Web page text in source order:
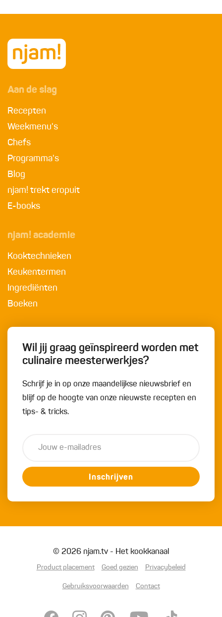
Aan de slag
Recepten
Weekmenu's
Chefs
Programma's
Blog
njam! trekt eropuit
E-books
njam! academie
Kooktechnieken
Keukentermen
Ingrediënten
Boeken
Wil jij graag geïnspireerd worden met
culinaire meesterwerkjes?
Schrijf je in op onze maandelijkse nieuwsbrief en
blijf op de hoogte van onze nieuwste recepten en
tips- & tricks.
Inschrijven
© 2026 njam.tv - Het kookkanaal
Product placement Goed gezien Privacybeleid
Gebruiksvoorwaarden Contact